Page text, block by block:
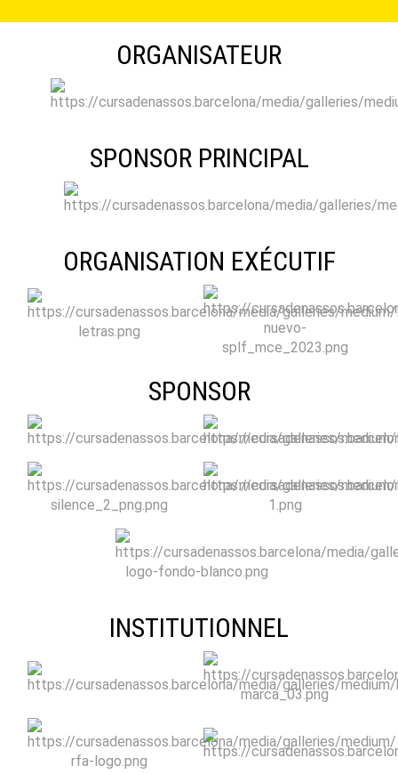
ORGANISATEUR
SPONSOR PRINCIPAL
ORGANISATION EXÉCUTIF
SPONSOR
INSTITUTIONNEL